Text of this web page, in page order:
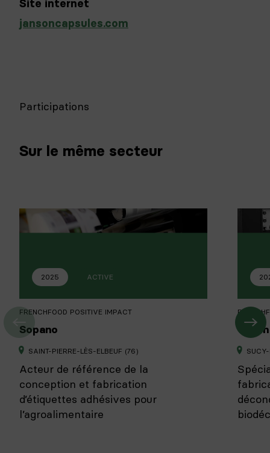
Site internet
jansoncapsules.com
Participations
Sur le même secteur
2025 ACTIVE
FRENCHFOOD POSITIVE IMPACT
Sopano
SAINT-PIERRE-LÈS-ELBEUF (76)
Acteur de référence de la
conception et fabrication
d’étiquettes adhésives pour
l’agroalimentaire